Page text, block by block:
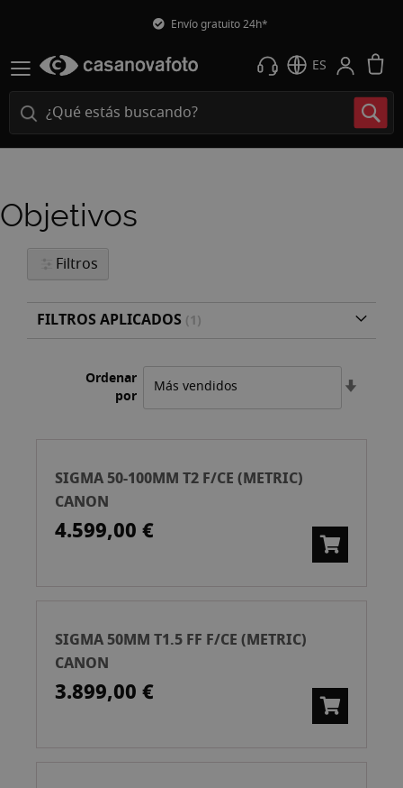
Envío gratuito 24h*
ES
Objetivos
Filtros
FILTROS APLICADOS
Ordenar
por
SIGMA 50-100MM T2 F/CE (METRIC)
CANON
4.599,00 €
SIGMA 50MM T1.5 FF F/CE (METRIC)
CANON
3.899,00 €